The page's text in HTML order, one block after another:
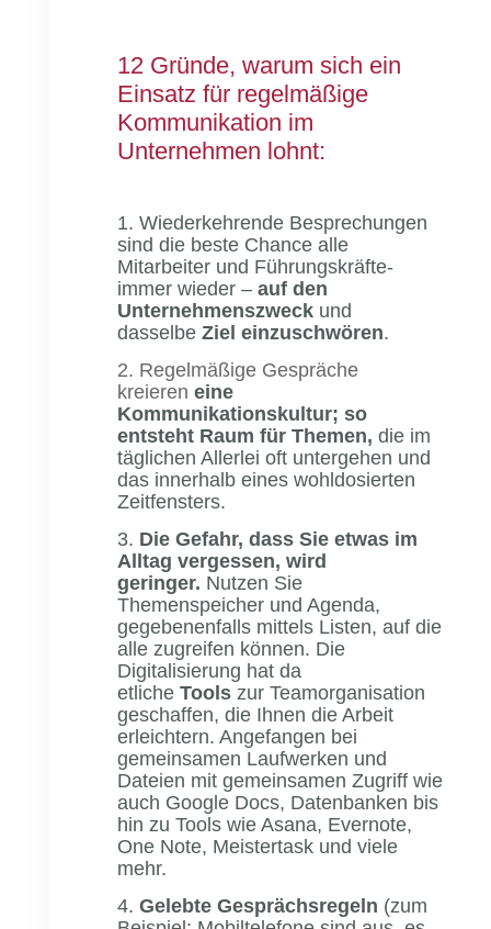
12 Gründe, warum sich ein
Einsatz für regelmäßige
Kommunikation im
Unternehmen lohnt:
1. Wiederkehrende Besprechungen
sind die beste Chance alle
Mitarbeiter und Führungskräfte-
immer wieder – auf den
Unternehmenszweck und
dasselbe Ziel einzuschwören.
2. Regelmäßige Gespräche
kreieren eine
Kommunikationskultur; so
entsteht Raum für Themen, die im
täglichen Allerlei oft untergehen und
das innerhalb eines wohldosierten
Zeitfensters.
3. Die Gefahr, dass Sie etwas im
Alltag vergessen, wird
geringer. Nutzen Sie
Themenspeicher und Agenda,
gegebenenfalls mittels Listen, auf die
alle zugreifen können. Die
Digitalisierung hat da
etliche Tools zur Teamorganisation
geschaffen, die Ihnen die Arbeit
erleichtern. Angefangen bei
gemeinsamen Laufwerken und
Dateien mit gemeinsamen Zugriff wie
auch Google Docs, Datenbanken bis
hin zu Tools wie Asana, Evernote,
One Note, Meistertask und viele
mehr.
4. Gelebte Gesprächsregeln (zum